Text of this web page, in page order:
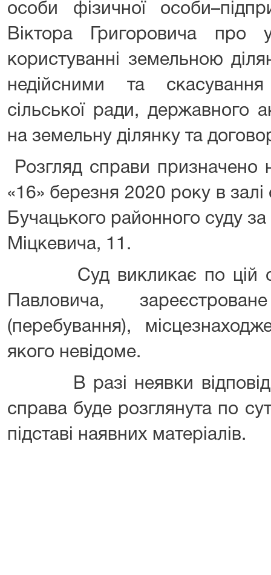
особи фізичної
Віктора Григоровича про
користуванні земельною
недійсними та
сільської ради, державного
на земельну ділянку та
Розгляд справи призначено
«16» березня 2020 року в
Бучацького районного суду
Міцкевича, 11.
Суд викликає по цій
Павловича,
(перебування),
якого невідоме.
В разі неявки
справа буде розглянута по
підставі наявних матеріалів.